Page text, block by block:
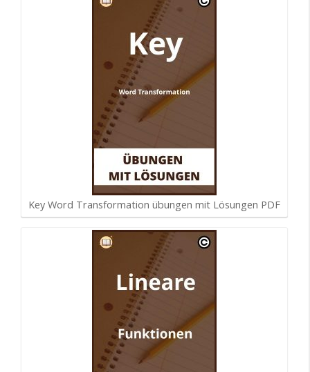
Key Word Transformation übungen mit Lösungen PDF